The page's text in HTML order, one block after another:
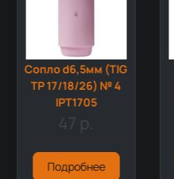
Сопло d6,5мм (TIG
TP 17/18/26) № 4
IPT1705
47 р.
Подробнее